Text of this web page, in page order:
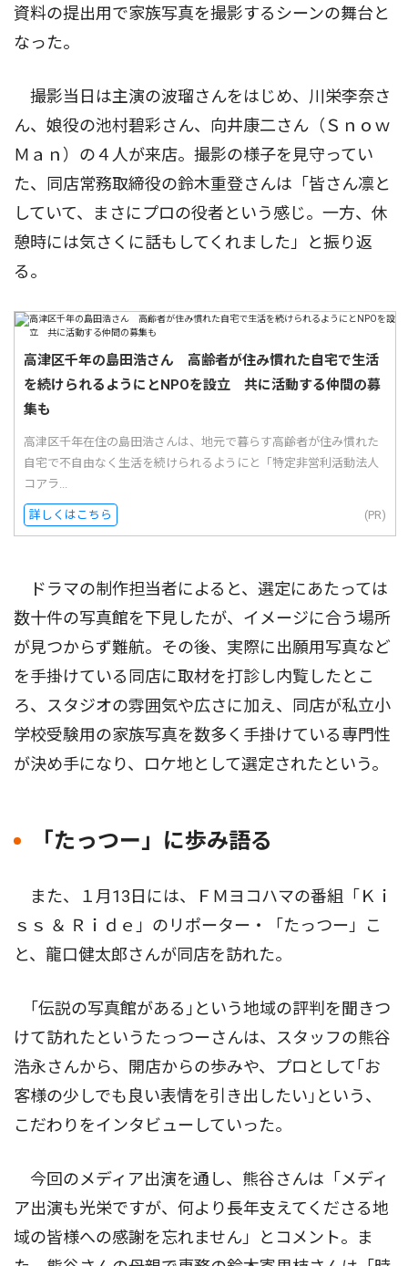
資料の提出用で家族写真を撮影するシーンの舞台と
なった。
撮影当日は主演の波瑠さんをはじめ、川栄李奈さ
ん、娘役の池村碧彩さん、向井康二さん（Ｓｎｏｗ
Ｍａｎ）の４人が来店。撮影の様子を見守ってい
た、同店常務取締役の鈴木重登さんは「皆さん凛と
していて、まさにプロの役者という感じ。一方、休
憩時には気さくに話もしてくれました」と振り返
る。
高津区千年の島田浩さん 高齢者が住み慣れた自宅で生活
を続けられるようにとNPOを設立 共に活動する仲間の募
集も
高津区千年在住の島田浩さんは、地元で暮らす高齢者が住み慣れた
自宅で不自由なく生活を続けられるようにと「特定非営利活動法人
コアラ...
詳しくはこちら (PR)
ドラマの制作担当者によると、選定にあたっては
数十件の写真館を下見したが、イメージに合う場所
が見つからず難航。その後、実際に出願用写真など
を手掛けている同店に取材を打診し内覧したとこ
ろ、スタジオの雰囲気や広さに加え、同店が私立小
学校受験用の家族写真を数多く手掛けている専門性
が決め手になり、ロケ地として選定されたという。
「たっつー」に歩み語る
また、１月13日には、ＦＭヨコハマの番組「Ｋｉ
ｓｓ ＆ Ｒｉｄｅ」のリポーター・「たっつー」こ
と、龍口健太郎さんが同店を訪れた。
｢伝説の写真館がある｣という地域の評判を聞きつ
けて訪れたというたっつーさんは、スタッフの熊谷
浩永さんから、開店からの歩みや、プロとして｢お
客様の少しでも良い表情を引き出したい｣という、
こだわりをインタビューしていった。
今回のメディア出演を通し、熊谷さんは「メディ
ア出演も光栄ですが、何より長年支えてくださる地
域の皆様への感謝を忘れません」とコメント。ま